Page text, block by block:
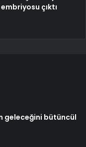
çıktı
geleceğini bütüncül